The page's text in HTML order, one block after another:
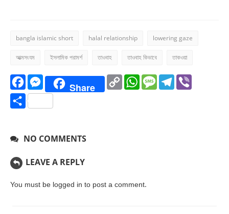
bangla islamic short halal relationship lowering gaze
আত্মসংযম ইসলামিক পরামর্শ তাওবাহ তাওবাহ কিভাবে তাকওয়া
Facebook
Messenger
Share CopyWhatsApp
Message
Share
NO COMMENTS
LEAVE A REPLY
You must be logged in to post a comment.